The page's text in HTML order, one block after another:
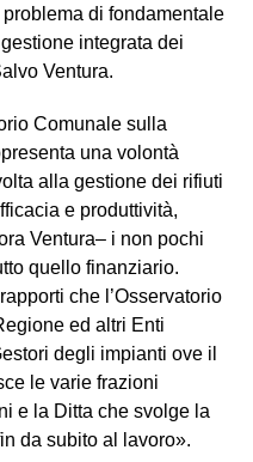
di fondamentale
integrata dei
Ventura.
Comunale sulla
una volontà
alla gestione dei rifiuti
e produttività,
Ventura– i non pochi
quello finanziario.
che l’Osservatorio
ed altri Enti
degli impianti ove il
le varie frazioni
e la Ditta che svolge la
da subito al lavoro».